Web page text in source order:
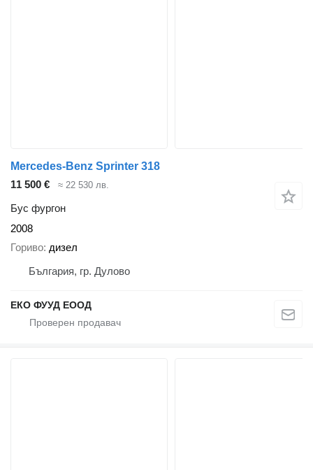
Mercedes-Benz Sprinter 318
11 500 €
≈ 22 530 лв.
Бус фургон
2008
Гориво дизел
България, гр. Дулово
ЕКО ФУУД ЕООД